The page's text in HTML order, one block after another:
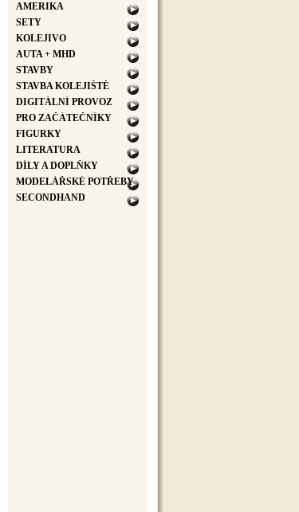
AMERIKA
SETY
KOLEJIVO
AUTA + MHD
STAVBY
STAVBA KOLEJIŠTĚ
DIGITÁLNÍ PROVOZ
PRO ZAČÁTEČNÍKY
FIGURKY
LITERATURA
DÍLY A DOPLŇKY
MODELÁŘSKÉ POTŘEBY
SECONDHAND